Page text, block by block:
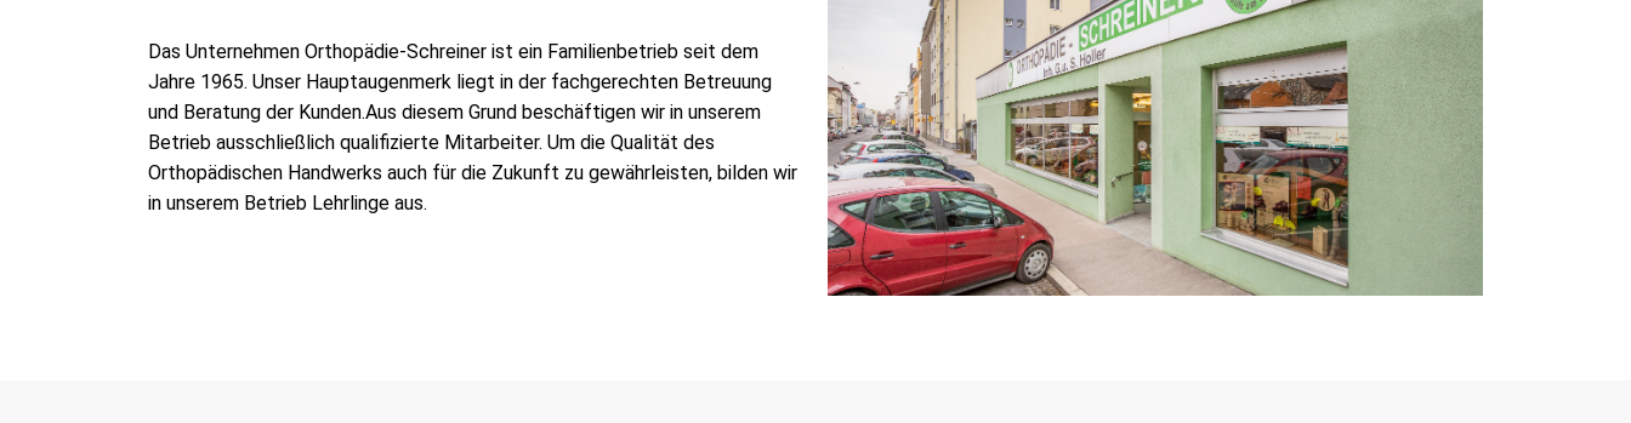
Das Unternehmen Orthopädie-Schreiner ist ein Familienbetrieb seit dem
Jahre 1965. Unser Hauptaugenmerk liegt in der fachgerechten Betreuung
und Beratung der Kunden.Aus diesem Grund beschäftigen wir in unserem
Betrieb ausschließlich qualifizierte Mitarbeiter. Um die Qualität des
Orthopädischen Handwerks auch für die Zukunft zu gewährleisten, bilden wir
in unserem Betrieb Lehrlinge aus.